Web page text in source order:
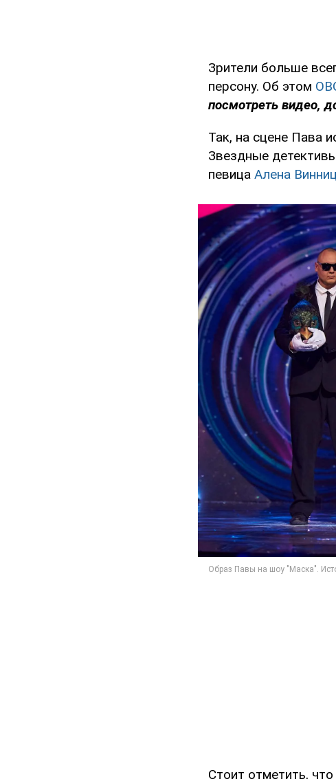
Зрители больше
персону. Об этом
посмотреть видео,
Так, на сцене Пава
Звездные
певица Алена
Стоит отметить,